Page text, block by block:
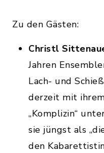
Zu den Gästen:
Christl
Jahren
Lach- und
derzeit mit
„Komplizin“
sie jüngst als
den